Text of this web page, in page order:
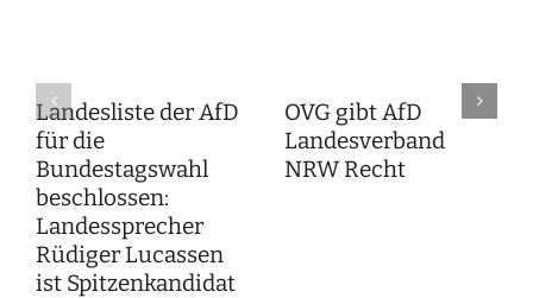
Landesliste der AfD
für die
Bundestagswahl
beschlossen:
Landessprecher
Rüdiger Lucassen
ist Spitzenkandidat
OVG gibt AfD
Landesverband
NRW Recht